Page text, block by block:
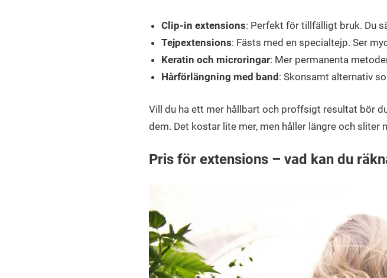
Clip-in extensions: Perfekt för tillfälligt bruk. Du
Tejpextensions: Fästs med en specialtejp. Ser
Keratin och microringar: Mer permanenta
Hårförlängning med band : Skonsamt alternativ
Vill du ha ett mer hållbart och proffsigt resultat bör
dem. Det kostar lite mer, men håller längre och sliter
Pris för extensions – vad kan du